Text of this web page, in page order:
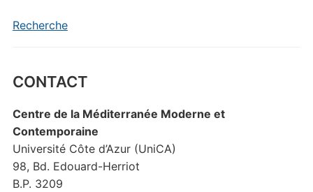
Recherche
CONTACT
Centre de la Méditerranée Moderne et
Contemporaine
Université Côte d’Azur (UniCA)
98, Bd. Edouard-Herriot
B.P. 3209